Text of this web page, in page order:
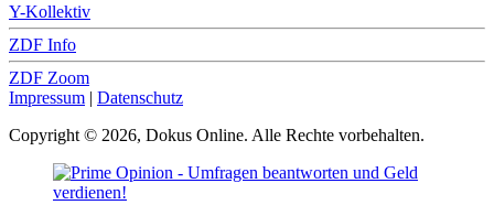
Y-Kollektiv
ZDF Info
ZDF Zoom
Impressum | Datenschutz
Copyright © 2026, Dokus Online. Alle Rechte vorbehalten.